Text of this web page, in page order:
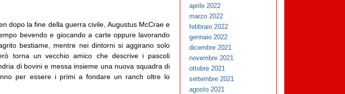
dopo la fine della guerra civile, Augustus McCrae e
bevendo e giocando a carte oppure lavorando
bestiame, mentre nei dintorni si aggirano solo
torna un vecchio amico che descrive i pascoli
di bovini e messa insieme una nuova squadra di
per essere i primi a fondare un ranch oltre lo
aprile 2022
marzo 2022
febbraio 2022
gennaio 2022
dicembre 2021
novembre 2021
ottobre 2021
settembre 2021
agosto 2021